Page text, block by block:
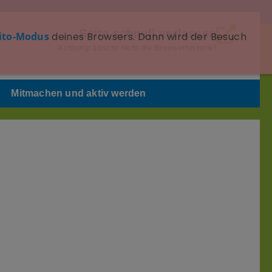
Seite schnell verlassen
Mitmachen und aktiv werden
Modusdeines Browsers. Dann wird der Besuch